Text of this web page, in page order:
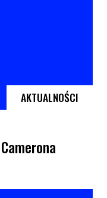
AKTUALNOŚCI